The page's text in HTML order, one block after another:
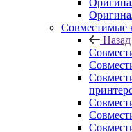
Совместимые
Назад